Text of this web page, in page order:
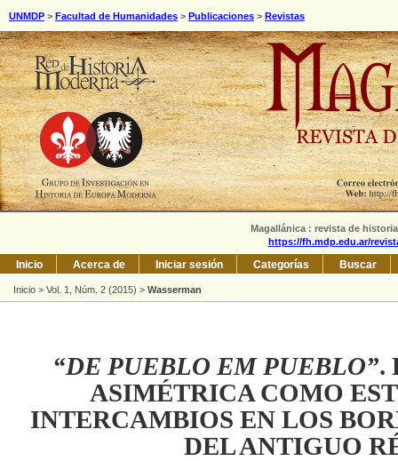
UNMDP > Facultad de Humanidades > Publicaciones > Revistas
Magallánica : revista de
https://fh.mdp.edu.ar/
Inicio Acerca de Iniciar sesión Categorías Buscar
Inicio > Vol. 1, Núm. 2 (2015) > Wasserman
“DE PUEBLO EM PUEBLO”.
ASIMÉTRICA COMO
INTERCAMBIOS EN LOS
DEL ANTIGUO